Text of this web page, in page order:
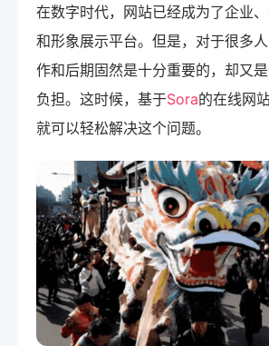
在数字时代，网站已经成为了企业
和形象展示平台。但是，对于很多
作和后期固然是十分重要的，却又
负担。这时候，基于Sora的在线网
就可以轻松解决这个问题。